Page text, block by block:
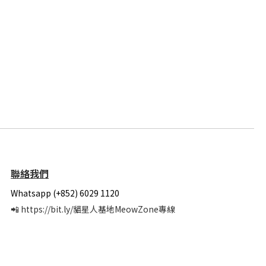
聯絡我們
Whatsapp (+852) 6029 1120
📲 https://bit.ly/貓星人基地MeowZone專線